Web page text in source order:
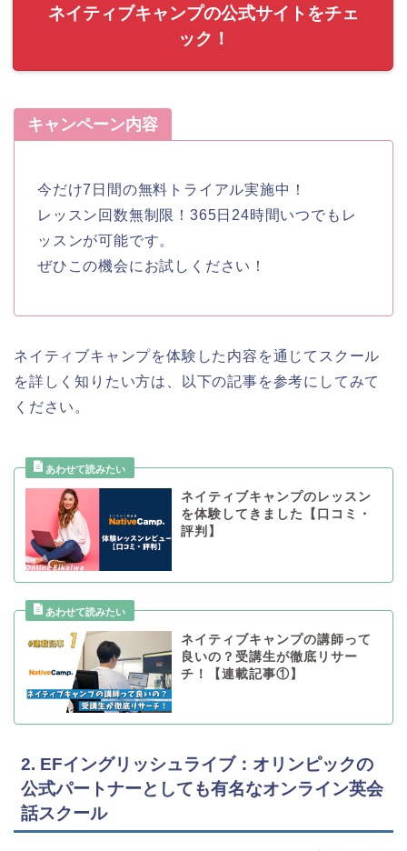
ネイティブキャンプの公式サイトをチェ
ック！
キャンペーン内容
今だけ7日間の無料トライアル実施中！
レッスン回数無制限！365日24時間いつでもレ
ッスンが可能です。
ぜひこの機会にお試しください！
ネイティブキャンプを体験した内容を通じてスクール
を詳しく知りたい方は、以下の記事を参考にしてみて
ください。
ネイティブキャンプのレッスン
を体験してきました【口コミ・
評判】
ネイティブキャンプの講師って
良いの？受講生が徹底リサー
チ！【連載記事①】
2. EFイングリッシュライブ：オリンピックの
公式パートナーとしても有名なオンライン英会
話スクール